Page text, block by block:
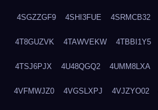
4SGZZGF9 4SHI3FUE 4SRMCB32
4T8GUZVK 4TAWVEKW 4TBBI1Y5
4TSJ6PJX 4U48QGQ2 4UMM8LXA
4VFMWJZ0 4VGSLXPJ 4VJZYO02